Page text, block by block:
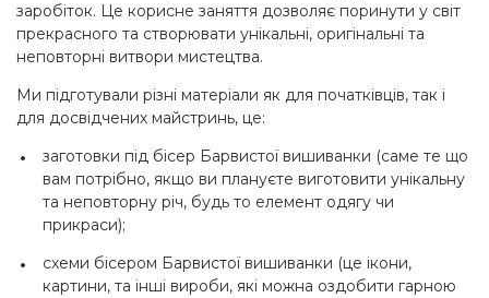
заробіток. Це корисне заняття дозволяє поринути у світ
прекрасного та створювати унікальні, оригінальні та
неповторні витвори мистецтва.
Ми підготували різні матеріали як для початківців, так і
для досвідчених майстринь, це:
заготовки під бісер Барвистої вишиванки (саме те що
вам потрібно, якщо ви плануєте виготовити унікальну
та неповторну річ, будь то елемент одягу чи
прикраси);
схеми бісером Барвистої вишиванки (це ікони,
картини, та інші вироби, які можна оздобити гарною